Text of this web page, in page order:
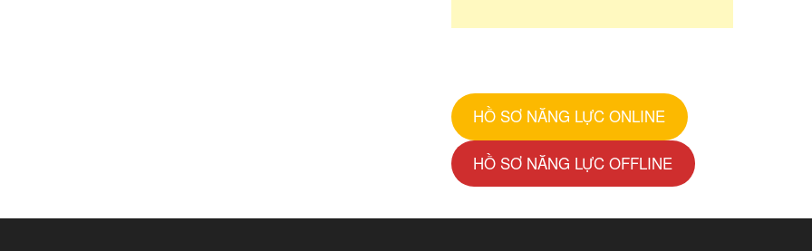
HỒ SƠ NĂNG LỰC ONLINE
HỒ SƠ NĂNG LỰC OFFLINE